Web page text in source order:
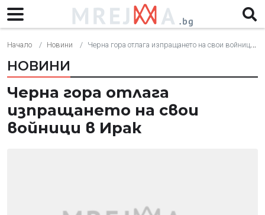
Начало Новини Черна гора отлага изпращането на свои войници в Ирак
НОВИНИ
Черна гора отлага
изпращането на свои
войници в Ирак